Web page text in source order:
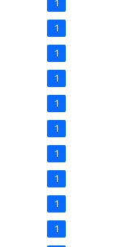
1
1
1
1
1
1
1
1
1
1